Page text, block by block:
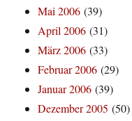
Mai 2006 (39)
April 2006 (31)
März 2006 (33)
Februar 2006 (29)
Januar 2006 (39)
Dezember 2005 (50)